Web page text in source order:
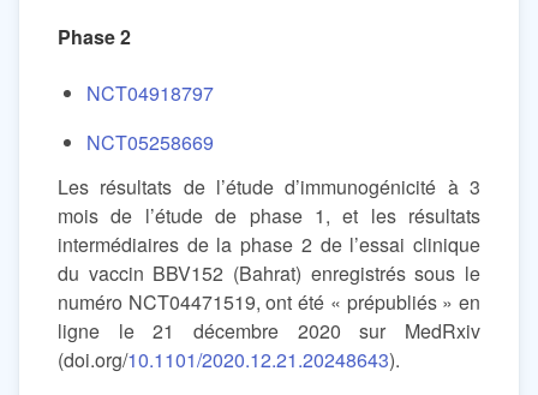
Phase 2
NCT04918797
NCT05258669
Les résultats de l’étude d’immunogénicité à 3
mois de l’étude de phase 1, et les résultats
intermédiaires de la phase 2 de l’essai clinique
du vaccin BBV152 (Bahrat) enregistrés sous le
numéro NCT04471519, ont été « prépubliés » en
ligne le 21 décembre 2020 sur MedRxiv
(doi.org/10.1101/2020.12.21.20248643).